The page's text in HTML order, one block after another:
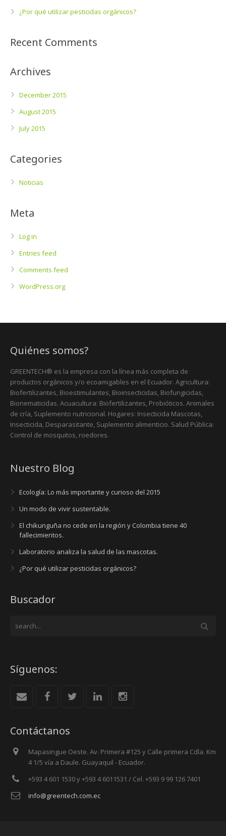
¿Por qué utilizar pesticidas orgánicos?
Recent Comments
Archives
December 2015
August 2015
July 2015
Categories
Noticias
Meta
Log in
Entries feed
Comments feed
WordPress.org
Quiénes somos?
GREENTECH® es la empresa con la línea más completa de
productos orgánicos y/o ecoamigables en el Ecuador. Agricultura:
Biofertilizantes, Bioestimulantes, Bioinsecticidas, Biofungicidas,
Bionematicidas. Acuacultura: Biofertilizantes, Probióticos. Animales
de cría, Suplemento nutricional. Hogares: Insecticida Mascotas,
Insecticida, Desparasitante, Suplemento alimenticio. Salud Pública:
Control de mosquitos, roedores.
Nuestro Blog
Ecología: Lo más importante y curioso del 2015
Un modo de vivir sustentable.
El chikunguña no cede en la región y Colombia tiene 40
fallecimientos.
Laboratorio analiza la salud de las mascotas.
¿Por qué utilizar pesticidas orgánicos?
Buscador
Síguenos:
Contáctanos
Mapasingue Oeste. Av. Primera #125 y Calle primera Cdla. Km
4 1/5 vía a Daule. Guayaquil - Ecuador.
+593 4 601 1530 y +593 4 6011531 / Cel. +593 9 99 126 7401
info@greentech.com.ec